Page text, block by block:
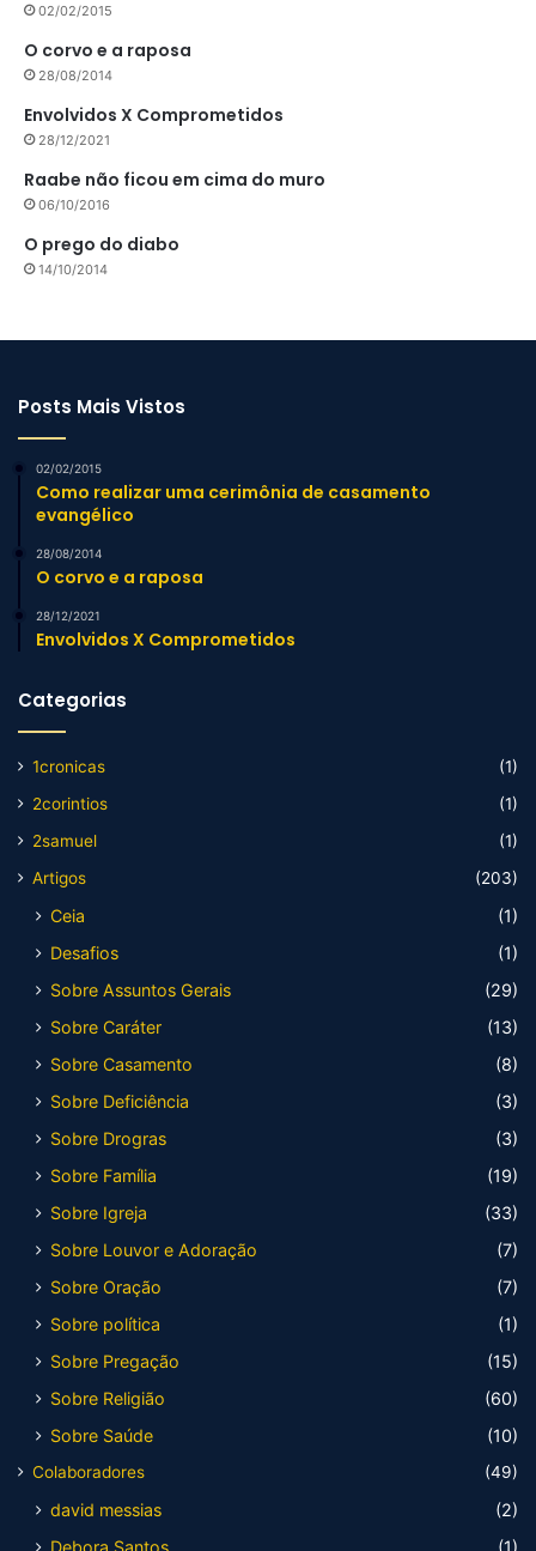
02/02/2015
O corvo e a raposa
28/08/2014
Envolvidos X Comprometidos
28/12/2021
Raabe não ficou em cima do muro
06/10/2016
O prego do diabo
14/10/2014
Posts Mais Vistos
02/02/2015
Como realizar uma cerimônia de casamento
evangélico
28/08/2014
O corvo e a raposa
28/12/2021
Envolvidos X Comprometidos
Categorias
1cronicas
(1)
2corintios
(1)
2samuel
(1)
Artigos
(203)
Ceia
(1)
Desafios
(1)
Sobre Assuntos Gerais
(29)
Sobre Caráter
(13)
Sobre Casamento
(8)
Sobre Deficiência
(3)
Sobre Drogras
(3)
Sobre Família
(19)
Sobre Igreja
(33)
Sobre Louvor e Adoração
(7)
Sobre Oração
(7)
Sobre política
(1)
Sobre Pregação
(15)
Sobre Religião
(60)
Sobre Saúde
(10)
Colaboradores (49)
david messias
(2)
Debora Santos
(1)